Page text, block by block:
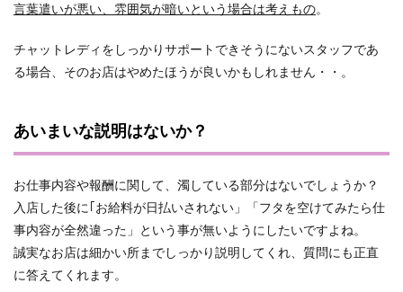
言葉遣いが悪い、雰囲気が暗いという場合は考えもの。
チャットレディをしっかりサポートできそうにないスタッフであ
る場合、そのお店はやめたほうが良いかもしれません・・。
あいまいな説明はないか？
お仕事内容や報酬に関して、濁している部分はないでしょうか？
入店した後に｢お給料が日払いされない」「フタを空けてみたら仕
事内容が全然違った」という事が無いようにしたいですよね。
誠実なお店は細かい所までしっかり説明してくれ、質問にも正直
に答えてくれます。